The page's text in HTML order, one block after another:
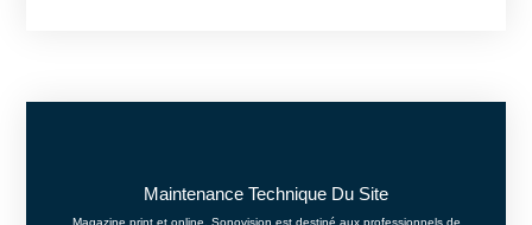
Maintenance Technique Du Site​
Magazine print et online, Sonovision est destiné aux professionnels de